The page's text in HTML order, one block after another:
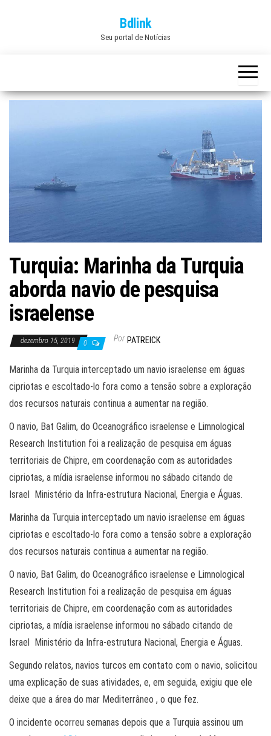
Bdlink
Seu portal de Notícias
Turquia: Marinha da Turquia
aborda navio de pesquisa
israelense
dezembro 15, 2019 0 Por PATREICK
Marinha da Turquia interceptado um navio israelense em águas
cipriotas e escoltado-lo fora como a tensão sobre a exploração
dos recursos naturais continua a aumentar na região.
O navio, Bat Galim, do Oceanográfico israelense e Limnological
Research Institution foi a realização de pesquisa em águas
territoriais de Chipre, em coordenação com as autoridades
cipriotas, a mídia israelense informou no sábado citando de
Israel Ministério da Infra-estrutura Nacional, Energia e Águas.
Marinha da Turquia interceptado um navio israelense em águas
cipriotas e escoltado-lo fora como a tensão sobre a exploração
dos recursos naturais continua a aumentar na região.
O navio, Bat Galim, do Oceanográfico israelense e Limnological
Research Institution foi a realização de pesquisa em águas
territoriais de Chipre, em coordenação com as autoridades
cipriotas, a mídia israelense informou no sábado citando de
Israel Ministério da Infra-estrutura Nacional, Energia e Águas.
Segundo relatos, navios turcos em contato com o navio, solicitou
uma explicação de suas atividades, e, em seguida, exigiu que ele
deixe que a área do mar Mediterrâneo , o que fez.
O incidente ocorreu semanas depois que a Turquia assinou um